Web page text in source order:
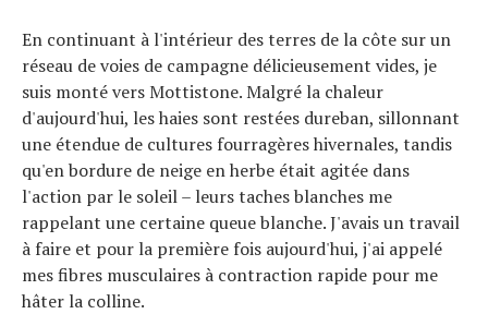
En continuant à l'intérieur des terres de la côte sur un
réseau de voies de campagne délicieusement vides, je
suis monté vers Mottistone. Malgré la chaleur
d'aujourd'hui, les haies sont restées dureban, sillonnant
une étendue de cultures fourragères hivernales, tandis
qu'en bordure de neige en herbe était agitée dans
l'action par le soleil – leurs taches blanches me
rappelant une certaine queue blanche. J'avais un travail
à faire et pour la première fois aujourd'hui, j'ai appelé
mes fibres musculaires à contraction rapide pour me
hâter la colline.